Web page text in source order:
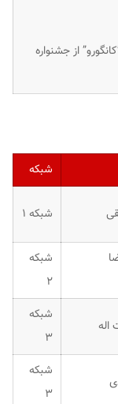
از جشنواره
شبکه
شبکه ۱
شبکه
۲
شبکه
۳
شبکه
۳